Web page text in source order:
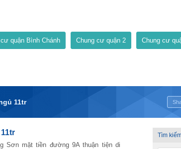
quận Bình Chánh Chung cư quận 2 Chung cư
11tr
Sơn mặt tiền đường 9A thuận tiện di
Tìm